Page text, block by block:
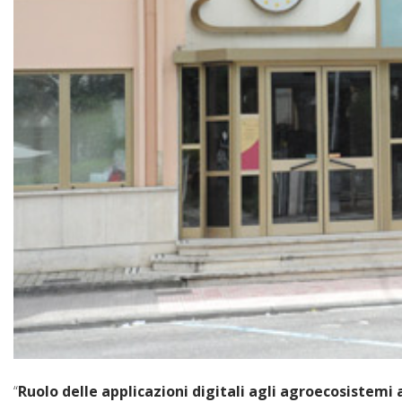
“Ruolo delle applicazioni digitali agli